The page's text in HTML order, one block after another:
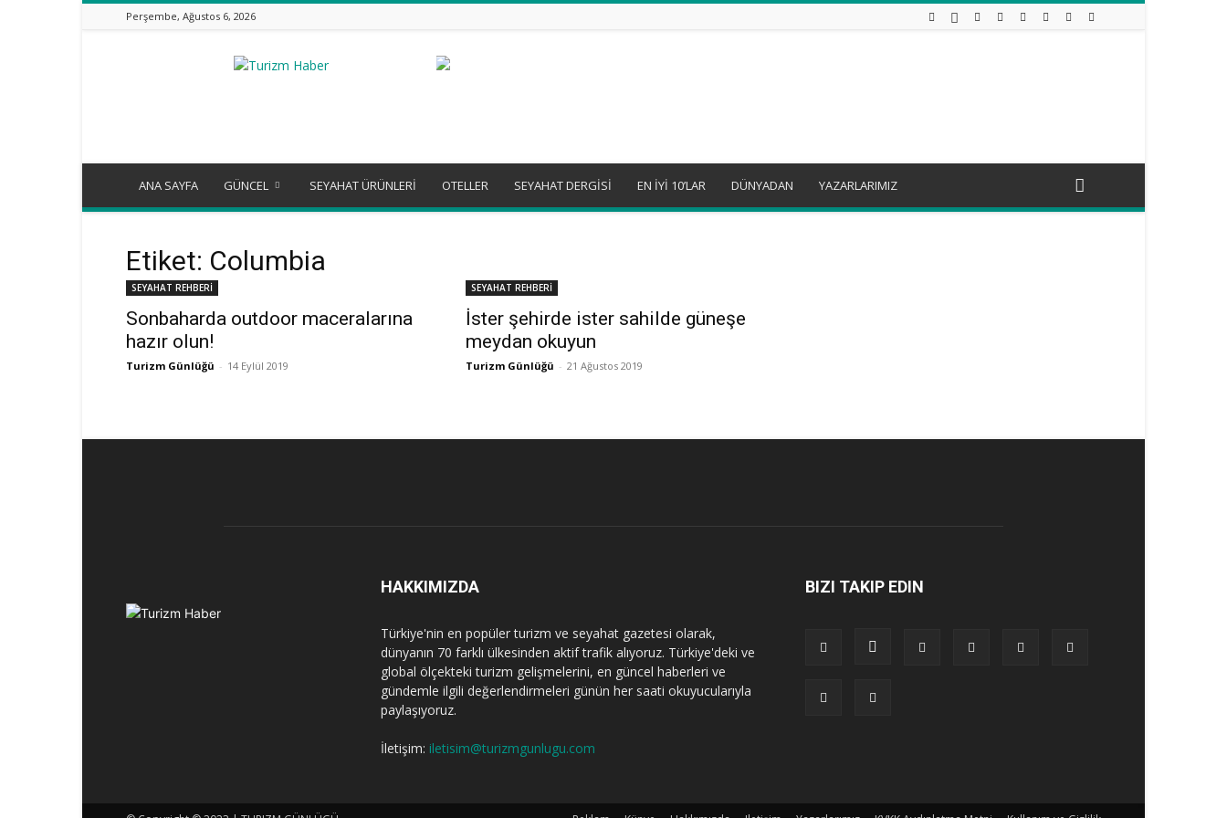
Perşembe, Ağustos 6, 2026
Turizm
ANA SAYFA GÜNCEL SEYAHAT ÜRÜNLERİ OTELLER SEYAHAT DERGİSİ EN İYİ 10’LAR DÜNYADAN YAZARLARIMIZ
Etiket: Columbia
SEYAHAT REHBERİ
Sonbaharda outdoor maceralarına
hazır olun!
Turizm Günlüğü - 14 Eylül 2019
SEYAHAT REHBERİ
İster şehirde ister sahilde güneşe
meydan okuyun
Turizm Günlüğü - 21 Ağustos 2019
HAKKIMIZDA
Türkiye'nin en popüler turizm ve seyahat gazetesi olarak,
dünyanın 70 farklı ülkesinden aktif trafik alıyoruz. Türkiye'deki ve
global ölçekteki turizm gelişmelerini, en güncel haberleri ve
gündemle ilgili değerlendirmeleri günün her saati okuyucularıyla
paylaşıyoruz.
İletişim: iletisim@turizmgunlugu.com
BIZI TAKIP EDIN